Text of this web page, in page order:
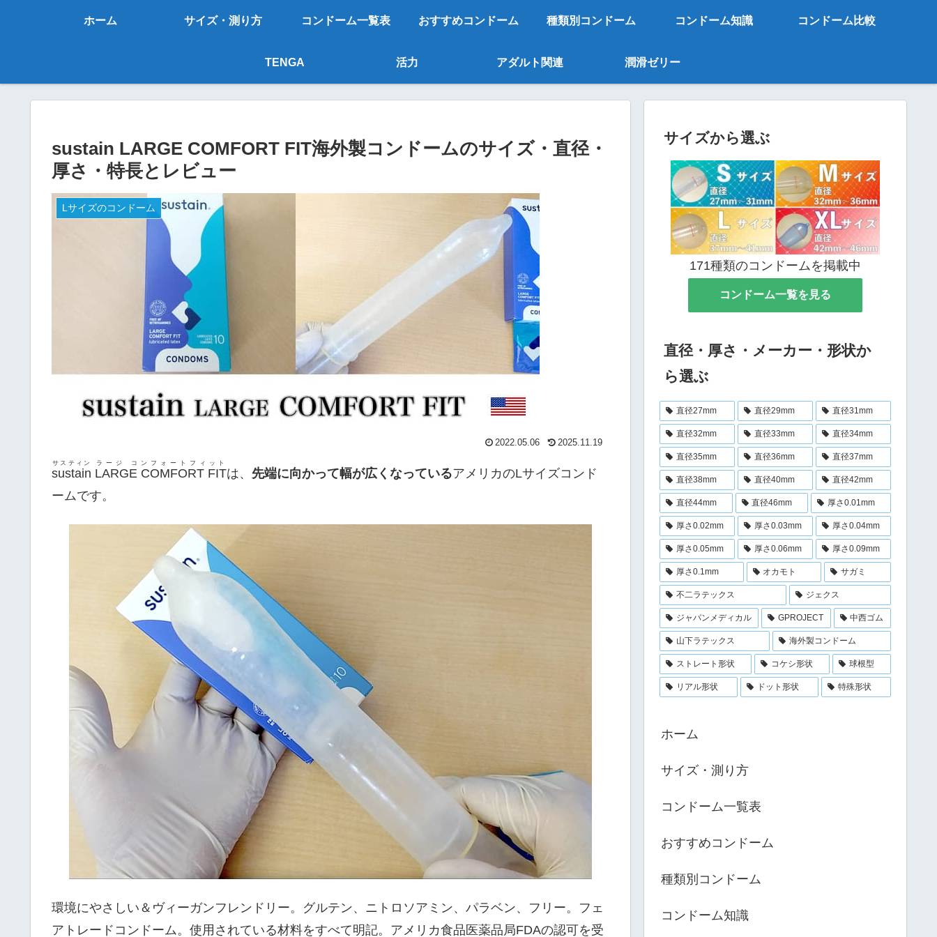
ホーム サイズ・測り方 コンドーム一覧表 おすすめコンドーム 種類別コンドーム コンドーム知識 コンドーム比較
TENGA 活力 アダルト関連 潤滑ゼリー
sustain LARGE COMFORT FIT海外製コンドームのサイズ・直径・
厚さ・特長とレビュー
Lサイズのコンドーム
2022.05.06 2025.11.19
sustain
サスティン
LARGE COMFORT FIT
ラージ コンフォートフィット
は、 先端に向かって幅が広くなっているアメリカのLサイズコンド
ームです。
環境にやさしい＆ヴィーガンフレンドリー。グルテン、ニトロソアミン、パラベン、フリー。フェ
アトレードコンドーム。使用されている材料をすべて明記。アメリカ食品医薬品局FDAの認可を受
サイズから選ぶ
171種類のコンドームを掲載中
コンドーム一覧を見る
直径・厚さ・メーカー・形状か
ら選ぶ
直径27mm 直径29mm 直径31mm
直径32mm 直径33mm 直径34mm
直径35mm 直径36mm 直径37mm
直径38mm 直径40mm 直径42mm
直径44mm 直径46mm 厚さ0.01mm
厚さ0.02mm 厚さ0.03mm 厚さ0.04mm
厚さ0.05mm 厚さ0.06mm 厚さ0.09mm
厚さ0.1mm オカモト サガミ
不二ラテックス ジェクス
ジャパンメディカル GPROJECT 中西ゴム
山下ラテックス 海外製コンドーム
ストレート形状 コケシ形状 球根型
リアル形状 ドット形状 特殊形状
ホーム
サイズ・測り方
コンドーム一覧表
おすすめコンドーム
種類別コンドーム
コンドーム知識